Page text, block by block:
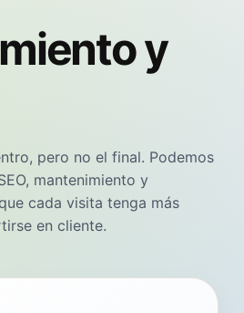
y
pero no el final. Podemos
mantenimiento y
cada visita tenga más
en cliente.